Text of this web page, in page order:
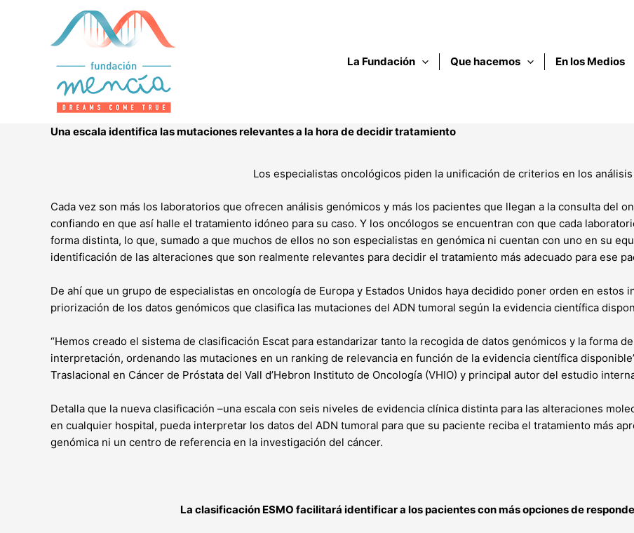
La Fundación Que hacemos En los Medios
Una escala identifica las mutaciones relevantes a la hora de decidir tratamiento
Los especialistas oncológicos piden la unificación de criterios en los
Cada vez son más los laboratorios que ofrecen análisis genómicos y más los pacientes que llegan a la consulta del
confiando en que así halle el tratamiento idóneo para su caso. Y los oncólogos se encuentran con que cada
forma distinta, lo que, sumado a que muchos de ellos no son especialistas en genómica ni cuentan con uno en su
identificación de las alteraciones que son realmente relevantes para decidir el tratamiento más adecuado para ese
De ahí que un grupo de especialistas en oncología de Europa y Estados Unidos haya decidido poner orden en estos
priorización de los datos genómicos que clasifica las mutaciones del ADN tumoral según la evidencia científica
“Hemos creado el sistema de clasificación Escat para estandarizar tanto la recogida de datos genómicos y la forma
interpretación, ordenando las mutaciones en un ranking de relevancia en función de la evidencia científica
Traslacional en Cáncer de Próstata del Vall d’Hebron Instituto de Oncología (VHIO) y principal autor del estudio
Detalla que la nueva clasificación –una escala con seis niveles de evidencia clínica distinta para las alteraciones
en cualquier hospital, pueda interpretar los datos del ADN tumoral para que su paciente reciba el tratamiento más
genómica ni un centro de referencia en la investigación del cáncer.
La clasificación ESMO facilitará identificar a los pacientes con más opciones de